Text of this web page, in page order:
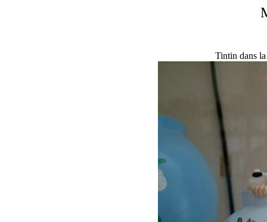
Tintin dans